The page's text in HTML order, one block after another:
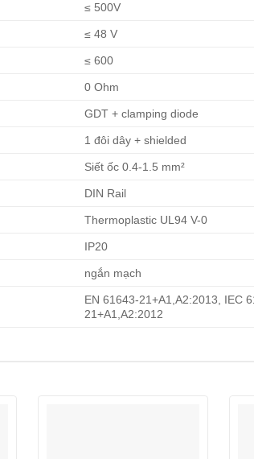
≤ 500V
≤ 48 V
≤ 600
0 Ohm
GDT + clamping diode
1 đôi dây + shielded
Siết ốc 0.4-1.5 mm²
DIN Rail
Thermoplastic UL94 V-0
IP20
ngắn mạch
EN 61643-21+A1,A2:2013, IEC
21+A1,A2:2012